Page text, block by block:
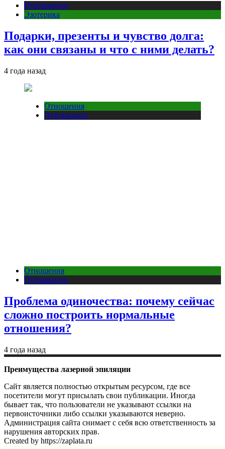
Публикации
Эзотерика
Подарки, презенты и чувство долга:
как они связаны и что с ними делать?
4 года назад
Отношения
Публикации
Отношения
Публикации
Проблема одиночества: почему сейчас
сложно построить нормальные
отношения?
4 года назад
Преимущества лазерной эпиляции
Сайт является полностью открытым ресурсом, где все
посетители могут присылать свои публикации. Иногда
бывает так, что пользователи не указывают ссылки на
первоисточники либо ссылки указываются неверно.
Администрация сайта снимает с себя всю ответственность за
нарушения авторских прав.
Created by https://zaplata.ru